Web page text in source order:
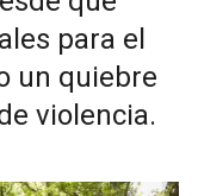
para el
un quiebre
violencia.